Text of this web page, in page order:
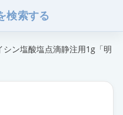
検索する
シン塩酸塩点滴静注用1g「明